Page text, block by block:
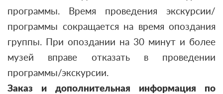
программы. Время проведения экскурсии/
программы сокращается на время опоздания
группы. При опоздании на 30 минут и более
музей вправе отказать в проведении
программы/экскурсии.
Заказ и дополнительная информация по